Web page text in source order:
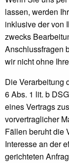
lassen, werden
inklusive der von
zwecks
Anschlussfragen
wir nicht ohne
Die Verarbeitung
6 Abs. 1 lit. b
eines Vertrags
vorvertraglicher
Fällen beruht die
Interesse an der
gerichteten